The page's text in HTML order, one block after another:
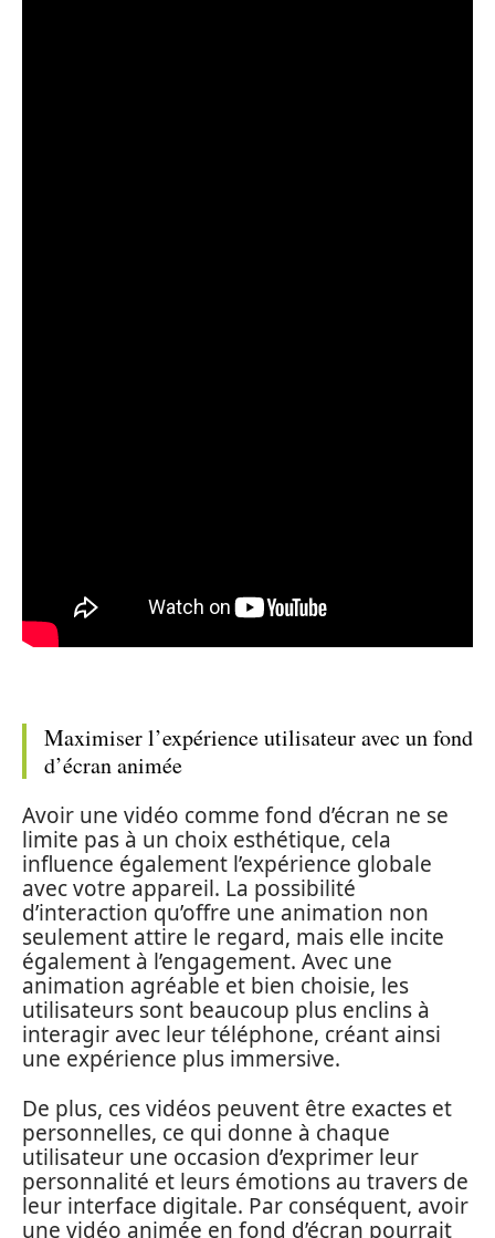
Maximiser l’expérience utilisateur avec un fond
d’écran animée
Avoir une vidéo comme fond d’écran ne se
limite pas à un choix esthétique, cela
influence également l’expérience globale
avec votre appareil. La possibilité
d’interaction qu’offre une animation non
seulement attire le regard, mais elle incite
également à l’engagement. Avec une
animation agréable et bien choisie, les
utilisateurs sont beaucoup plus enclins à
interagir avec leur téléphone, créant ainsi
une expérience plus immersive.
De plus, ces vidéos peuvent être exactes et
personnelles, ce qui donne à chaque
utilisateur une occasion d’exprimer leur
personnalité et leurs émotions au travers de
leur interface digitale. Par conséquent, avoir
une vidéo animée en fond d’écran pourrait